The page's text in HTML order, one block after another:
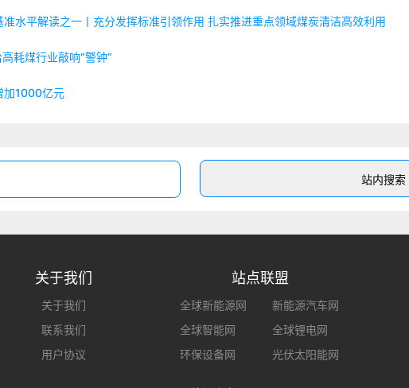
水平解读之一丨充分发挥标准引领作用 扎实推进重点领域煤炭清洁高效利用
耗煤行业敲响“警钟”
加1000亿元
关于我们
关于我们
联系我们
用户协议
站点联盟
全球新能源网
新能源汽车网
全球智能网
全球锂电网
环保设备网
光伏太阳能网